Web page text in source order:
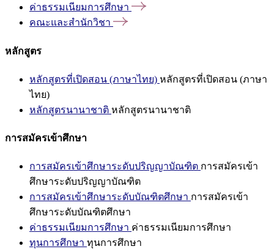
ค่าธรรมเนียมการศึกษา
คณะและสำนักวิชา
หลักสูตร
หลักสูตรที่เปิดสอน (ภาษาไทย) หลักสูตรที่เปิดสอน (ภาษา
ไทย)
หลักสูตรนานาชาติ หลักสูตรนานาชาติ
การสมัครเข้าศึกษา
การสมัครเข้าศึกษาระดับปริญญาบัณฑิต การสมัครเข้า
ศึกษาระดับปริญญาบัณฑิต
การสมัครเข้าศึกษาระดับบัณฑิตศึกษา การสมัครเข้า
ศึกษาระดับบัณฑิตศึกษา
ค่าธรรมเนียมการศึกษา ค่าธรรมเนียมการศึกษา
ทุนการศึกษา ทุนการศึกษา